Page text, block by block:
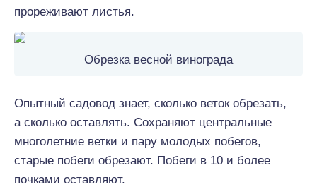
прореживают листья.
Обрезка весной винограда
Опытный садовод знает, сколько веток обрезать,
а сколько оставлять. Сохраняют центральные
многолетние ветки и пару молодых побегов,
старые побеги обрезают. Побеги в 10 и более
почками оставляют.